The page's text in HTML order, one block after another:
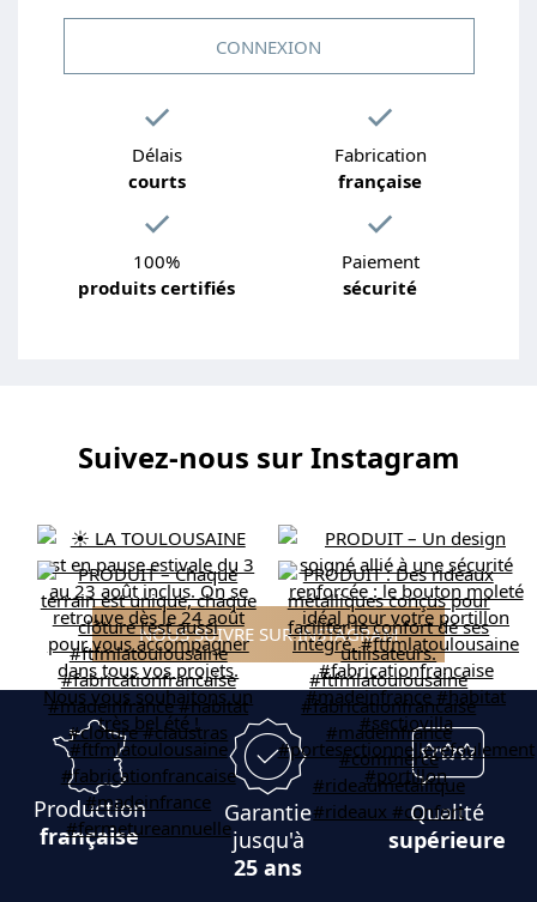
CONNEXION
Délais
courts
Fabrication
française
100%
produits certifiés
Paiement
sécurité
Suivez-nous sur Instagram
NOUS SUIVRE SUR INSTAGRAM
Production
française
Garantie
jusqu'à
25 ans
Qualité
supérieure